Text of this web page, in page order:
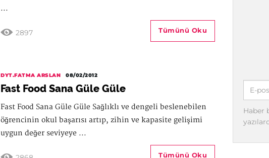
...
2897 Tümünü Oku
DYT.FATMA ARSLAN 08/02/2012
Fast Food Sana Güle Güle
Fast Food Sana Güle Güle Sağlıklı ve dengeli beslenebilen
öğrencinin okul başarısı artıp, zihin ve kapasite gelişimi
uygun değer seviyeye ...
Tümünü Oku
Haber